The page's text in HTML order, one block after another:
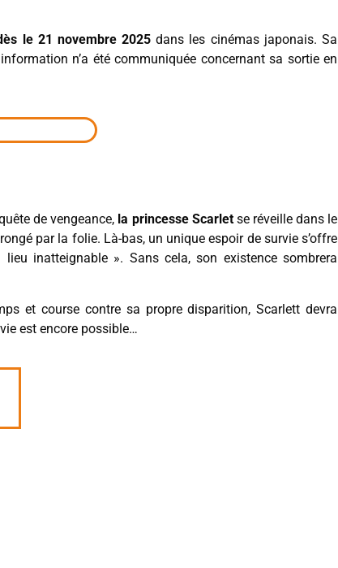
le 21 novembre 2025 dans les cinémas japonais. Sa
n’a été communiquée concernant sa sortie en
de vengeance, la princesse Scarletse réveille dans le
par la folie. Là-bas, un unique espoir de survie s’offre
inatteignable ». Sans cela, son existence sombrera
et course contre sa propre disparition, Scarlett devra
est encore possible…